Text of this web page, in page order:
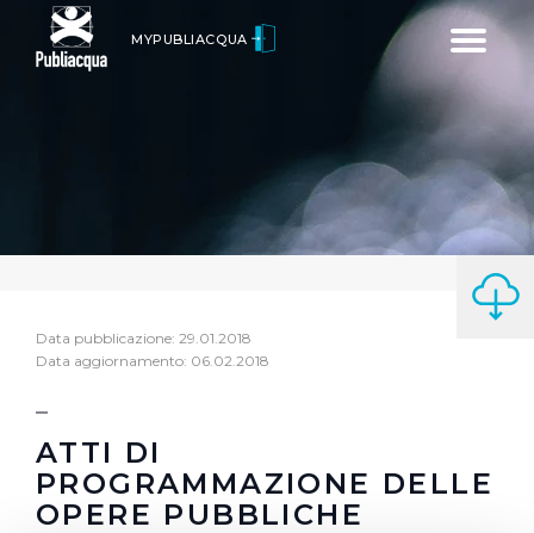
Toggle
MYPUBLIACQUA
Data pubblicazione: 29.01.2018
Data aggiornamento: 06.02.2018
ATTI DI
PROGRAMMAZIONE DELLE
OPERE PUBBLICHE